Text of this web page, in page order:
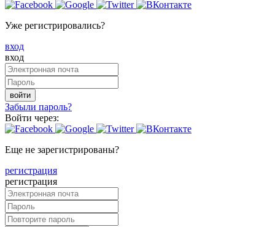
Уже регистрировались?
вход
вход
войти
Забыли пароль?
Войти через:
Еще не зарегистрированы?
регистрация
регистрация